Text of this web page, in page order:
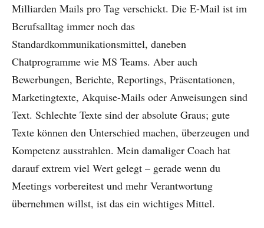
Milliarden Mails pro Tag verschickt. Die E-Mail ist im
Berufsalltag immer noch das
Standardkommunikationsmittel, daneben
Chatprogramme wie MS Teams. Aber auch
Bewerbungen, Berichte, Reportings, Präsentationen,
Marketingtexte, Akquise-Mails oder Anweisungen sind
Text. Schlechte Texte sind der absolute Graus; gute
Texte können den Unterschied machen, überzeugen und
Kompetenz ausstrahlen. Mein damaliger Coach hat
darauf extrem viel Wert gelegt – gerade wenn du
Meetings vorbereitest und mehr Verantwortung
übernehmen willst, ist das ein wichtiges Mittel.